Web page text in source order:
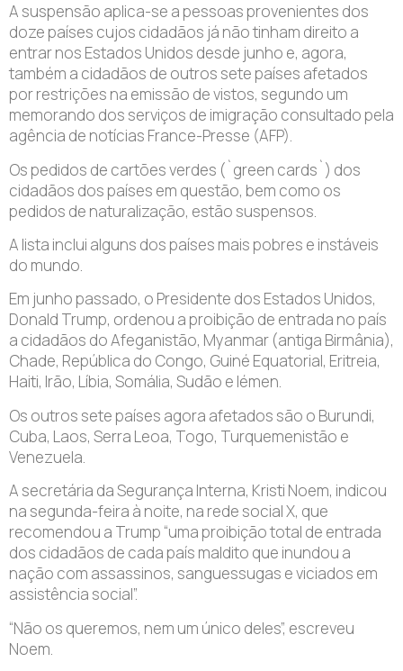
A suspensão aplica-se a pessoas provenientes dos
doze países cujos cidadãos já não tinham direito a
entrar nos Estados Unidos desde junho e, agora,
também a cidadãos de outros sete países afetados
por restrições na emissão de vistos, segundo um
memorando dos serviços de imigração consultado pela
agência de notícias France-Presse (AFP).
Os pedidos de cartões verdes (`green cards`) dos
cidadãos dos países em questão, bem como os
pedidos de naturalização, estão suspensos.
A lista inclui alguns dos países mais pobres e instáveis
do mundo.
Em junho passado, o Presidente dos Estados Unidos,
Donald Trump, ordenou a proibição de entrada no país
a cidadãos do Afeganistão, Myanmar (antiga Birmânia),
Chade, República do Congo, Guiné Equatorial, Eritreia,
Haiti, Irão, Líbia, Somália, Sudão e Iémen.
Os outros sete países agora afetados são o Burundi,
Cuba, Laos, Serra Leoa, Togo, Turquemenistão e
Venezuela.
A secretária da Segurança Interna, Kristi Noem, indicou
na segunda-feira à noite, na rede social X, que
recomendou a Trump “uma proibição total de entrada
dos cidadãos de cada país maldito que inundou a
nação com assassinos, sanguessugas e viciados em
assistência social”.
“Não os queremos, nem um único deles”, escreveu
Noem.